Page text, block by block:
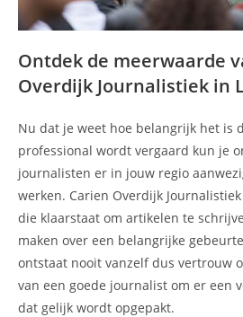
Ontdek de meerwaarde
Overdijk Journalistiek in
Nu dat je weet hoe belangrijk het is
professional wordt vergaard kun je
journalisten er in jouw regio
werken. Carien Overdijk
die klaarstaat om artikelen te
maken over een belangrijke
ontstaat nooit vanzelf dus vertrouw
van een goede journalist om er een
dat gelijk wordt opgepakt.